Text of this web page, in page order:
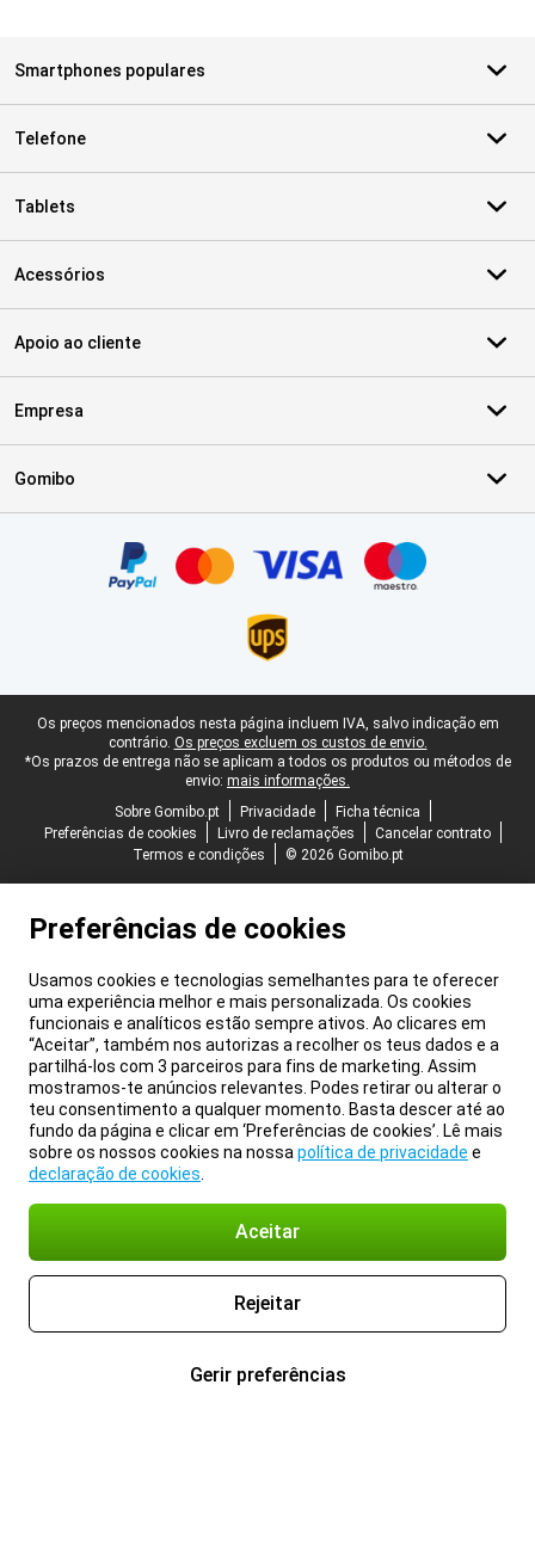
Smartphones populares
Telefone
Tablets
Acessórios
Apoio ao cliente
Empresa
Gomibo
Rodapé legal
Os preços mencionados nesta página incluem IVA, salvo indicação em
contrário. Os preços excluem os custos de envio.
*Os prazos de entrega não se aplicam a todos os produtos ou métodos de
envio: mais informações.
Sobre Gomibo.pt
Privacidade
Ficha técnica
Preferências de cookies
Livro de reclamações
Cancelar contrato
Termos e condições
© 2026 Gomibo.pt
Preferências de cookies
Usamos cookies e tecnologias semelhantes para te oferecer
uma experiência melhor e mais personalizada. Os cookies
funcionais e analíticos estão sempre ativos. Ao clicares em
“Aceitar”, também nos autorizas a recolher os teus dados e a
partilhá-los com 3 parceiros para fins de marketing. Assim
mostramos-te anúncios relevantes. Podes retirar ou alterar o
teu consentimento a qualquer momento. Basta descer até ao
fundo da página e clicar em ‘Preferências de cookies’. Lê mais
sobre os nossos cookies na nossa política de privacidade e
declaração de cookies
Aceitar
Rejeitar
Gerir preferências